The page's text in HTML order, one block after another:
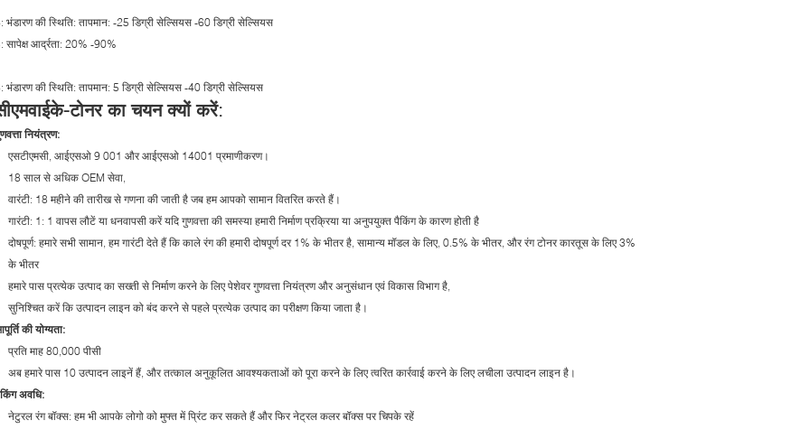
भंडारण की स्थिति: तापमान: -25 डिग्री सेल्सियस -60 डिग्री सेल्सियस
सापेक्ष आर्द्रता: 20% -90%
भंडारण की स्थिति: तापमान: 5 डिग्री सेल्सियस -40 डिग्री सेल्सियस
टोनर का चयन क्यों करें:
नियंत्रण:
एसटीएमसी, आईएसओ 9 001 और आईएसओ 14001 प्रमाणीकरण।
18 साल से अधिक OEM सेवा,
वारंटी: 18 महीने की तारीख से गणना की जाती है जब हम आपको सामान वितरित करते हैं।
गारंटी: 1: 1 वापस लौटें या धनवापसी करें यदि गुणवत्ता की समस्या हमारी निर्माण प्रक्रिया या अनुपयुक्त पैकिंग के कारण होती है
दोषपूर्ण: हमारे सभी सामान, हम गारंटी देते हैं कि काले रंग की हमारी दोषपूर्ण दर 1% के भीतर है, सामान्य मॉडल के लिए, 0.5% के भीतर, और रंग टोनर कारतूस के लिए 3%
के भीतर
हमारे पास प्रत्येक उत्पाद का सख्ती से निर्माण करने के लिए पेशेवर गुणवत्ता नियंत्रण और अनुसंधान एवं विकास विभाग है,
सुनिश्चित करें कि उत्पादन लाइन को बंद करने से पहले प्रत्येक उत्पाद का परीक्षण किया जाता है।
की योग्यता:
प्रति माह 80,000 पीसी
अब हमारे पास 10 उत्पादन लाइनें हैं, और तत्काल अनुकूलित आवश्यकताओं को पूरा करने के लिए त्वरित कार्रवाई करने के लिए लचीला उत्पादन लाइन है।
अवधि:
नेटुरल रंग बॉक्स: हम भी आपके लोगो को मुफ्त में प्रिंट कर सकते हैं और फिर नेट्रल कलर बॉक्स पर चिपके रहें